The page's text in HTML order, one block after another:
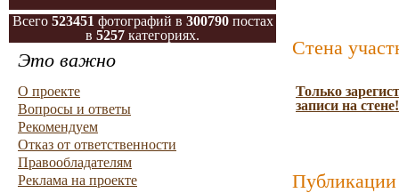
Всего 523451 фотографий в 300790постах
в 5257 категориях.
Это важно
О проекте
Вопросы и ответы
Рекомендуем
Отказ от ответственности
Правообладателям
Реклама на проекте
Стена
Только
записи на стене!
Публикации